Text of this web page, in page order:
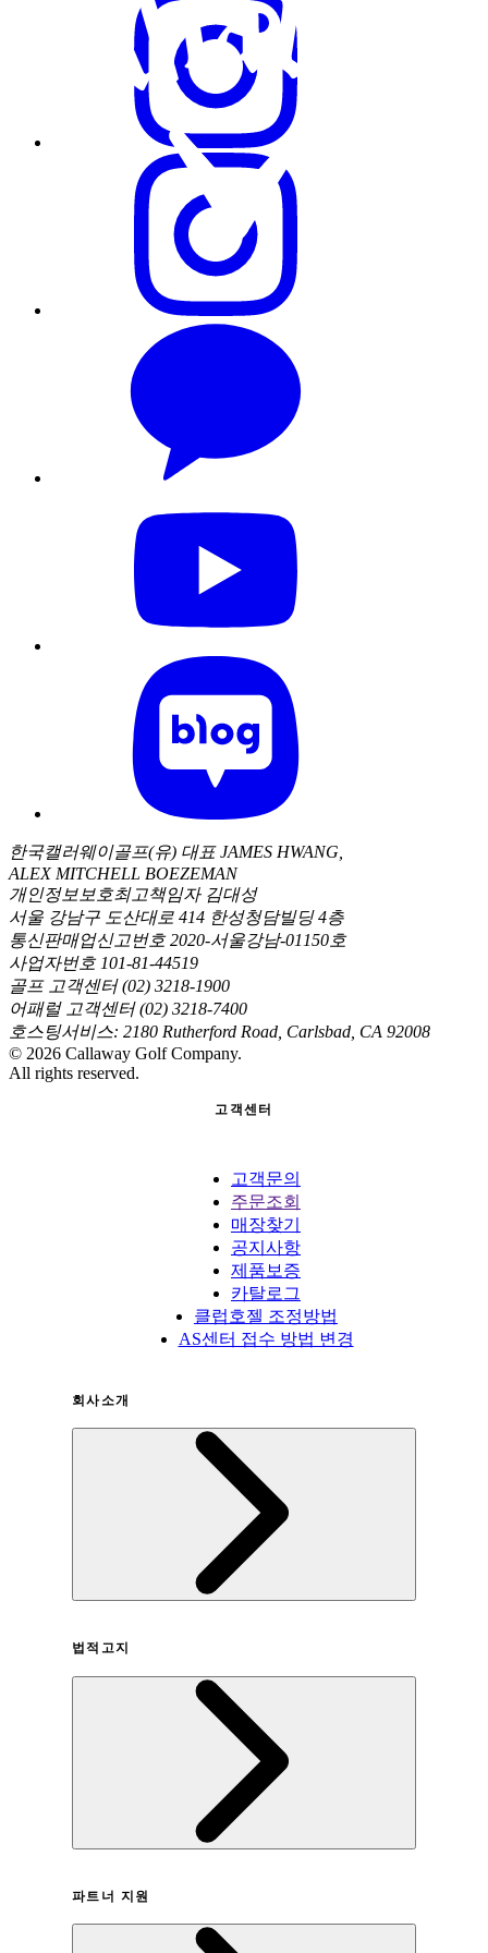
한국캘러웨이골프(유) 대표 JAMES HWANG,
ALEX MITCHELL BOEZEMAN
개인정보보호최고책임자 김대성
서울 강남구 도산대로 414 한성청담빌딩 4층
통신판매업신고번호 2020-서울강남-01150호
사업자번호 101-81-44519
골프 고객센터 (02) 3218-1900
어패럴 고객센터 (02) 3218-7400
호스팅서비스: 2180 Rutherford Road, Carlsbad, CA 92008
© 2026 Callaway Golf Company.
All rights reserved.
고객센터
고객문의
주문조회
매장찾기
공지사항
제품보증
카탈로그
클럽호젤 조정방법
AS센터 접수 방법 변경
회사소개
법적고지
개인정보취급방침
파트너 지원